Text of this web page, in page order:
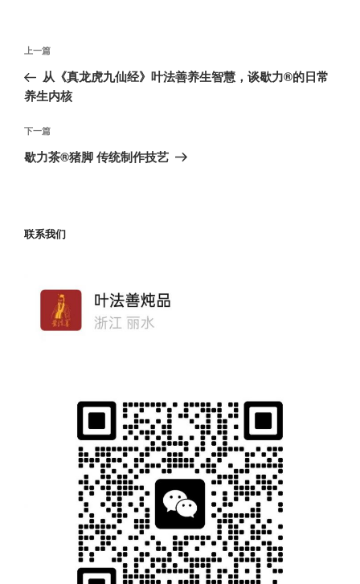
文
导
航
上
一
篇
章
上一篇
从《真龙虎九仙经》叶法善养生智慧，谈歇力®️的日常
养生内核
下
一
下一篇
歇力茶®猪脚 传统制作技艺
联系我们